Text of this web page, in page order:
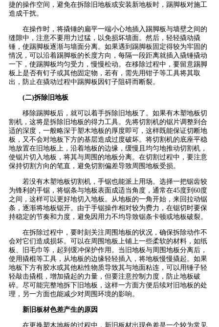
捷的操作空间，避免在拆除旧地板或安装新地板时，踢脚板对施工
造成干扰。
在操作时，将撬锤的扁平一端小心地插入踢脚板与墙壁之间的
缝隙中，注意不要用力过猛，以免损坏墙面。然后，轻轻撬动撬
锤，使踢脚板逐渐与墙面分离。如果遇到踢脚板固定得较为牢固的
情况，可以沿着踢脚板的长度方向，每隔一段距离就插入撬锤撬动
一下，使踢脚板均匀受力，慢慢松动。在移除过程中，要留意踢脚
板上是否有钉子或其他固定物，若有，需先用钳子等工具将其取
出，防止在撬动过程中踢脚板因钉子阻碍而断裂。
(二)拆除旧地板
移除踢脚板后，就可以着手拆除旧地板了。如果有木塑地板切
割机，这将是拆除旧地板的得力工具。先将切割机的锯片调整到合
适的深度，一般略深于塑木地板的厚度即可，这样既能保证切断地
板，又不会对地板下方的基层造成过度破坏。将切割机的底座平稳
地放置在旧地板上，沿着地板的边缘，缓慢且均匀地推动切割机，
使锯片切入地板，将其与周围的地板分离。在切割过程中，要注意
保持切割方向的笔直，避免切割偏差导致周围地板受损。
若没有木塑地板切割机，手锯也能派上用场。选择一把锯齿较
为锋利的手锯，将锯条与地板表面成适当角度，通常在45度到60度
之间，这样可以更好地切入地板。从地板的一角开始，来回拉动锯
条，逐渐将地板锯开。由于手锯操作相对较为费力，在锯切时要保
持稳定的节奏和力度，避免因用力不均导致锯条卡顿或地板破裂。
在拆除过程中，要时刻关注周围地板的状况，确保拆除动作不
会对它们造成损坏。可以在周围地板上铺上一些柔软的材料，如纸
板、旧毛巾等，起到缓冲保护作用。当旧地板与周围地板分离后，
使用撬棍等工具，从地板的边缘轻轻插入，将地板慢慢撬起。如果
地板下方有胶水或其他粘性物质导致其与地面粘连，可以用锤子轻
轻敲击撬棍，增加撬起的力量，但要注意控制力度，防止地板破
碎。尽可能完整地拆下旧地板，这样一方面方便后续对旧地板的处
理，另一方面也能减少对周围环境的影响。
新旧板材色差产生的原因
在更换塑木地板的过程中，新旧板材出现色差是一个较为常见